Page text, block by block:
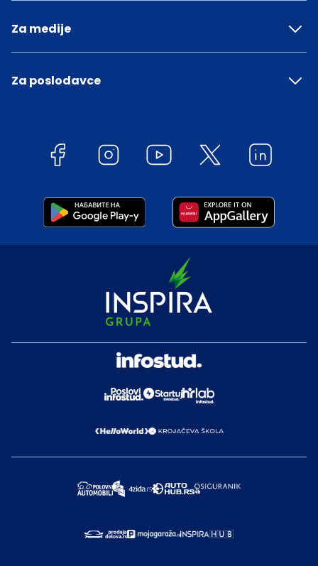
Za medije
Za poslodavce